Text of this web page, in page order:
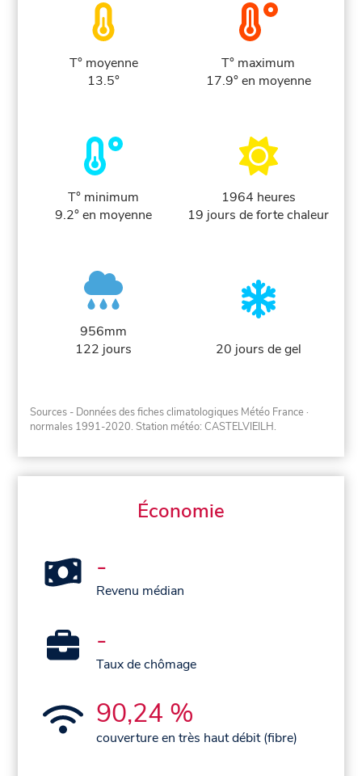
T° moyenne
13.5°
T° maximum
17.9° en moyenne
T° minimum
9.2° en moyenne
1964 heures
19 jours de forte chaleur
956mm
122 jours
20 jours de gel
Sources - Données des fiches climatologiques Météo France ·
normales 1991-2020. Station météo: CASTELVIEILH.
Économie
-
Revenu médian
-
Taux de chômage
90,24 %
couverture en très haut débit (fibre)